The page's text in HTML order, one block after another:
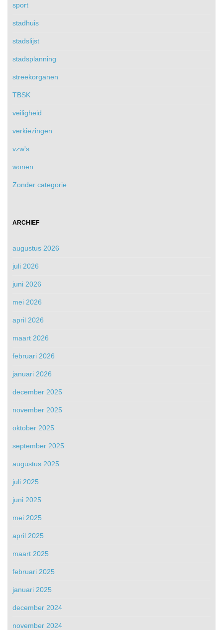
sport
stadhuis
stadslijst
stadsplanning
streekorganen
TBSK
veiligheid
verkiezingen
vzw's
wonen
Zonder categorie
ARCHIEF
augustus 2026
juli 2026
juni 2026
mei 2026
april 2026
maart 2026
februari 2026
januari 2026
december 2025
november 2025
oktober 2025
september 2025
augustus 2025
juli 2025
juni 2025
mei 2025
april 2025
maart 2025
februari 2025
januari 2025
december 2024
november 2024